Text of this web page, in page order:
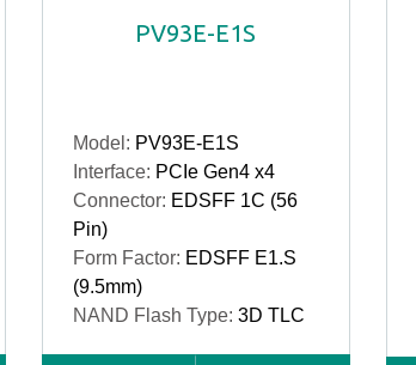
PV93E-E1S
Model: PV93E-E1S
Interface: PCIe Gen4 x4
Connector: EDSFF 1C (56
Pin)
Form Factor: EDSFF E1.S
(9.5mm)
NAND Flash Type: 3D TLC